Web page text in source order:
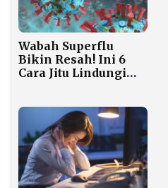
Wabah Superflu
Bikin Resah! Ini 6
Cara Jitu Lindungi